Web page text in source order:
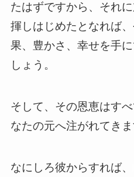
たはずですから、それ
揮しはじめたとなれば
果、豊かさ、幸せを手
しょう。
そして、その恩恵はす
なたの元へ注がれてきま
なにしろ彼からすれば